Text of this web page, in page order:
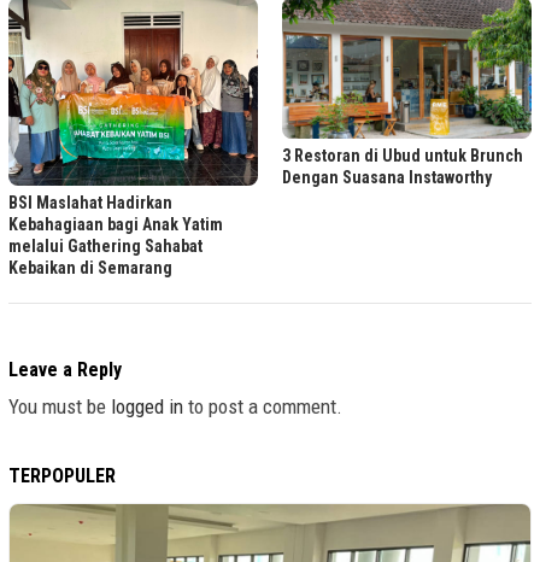
BSI Maslahat Hadirkan
Kebahagiaan bagi Anak Yatim
melalui Gathering Sahabat
Kebaikan di Semarang
3 Restoran di Ubud untuk Brunch
Dengan Suasana Instaworthy
Leave a Reply
You must be logged in to post a comment.
TERPOPULER